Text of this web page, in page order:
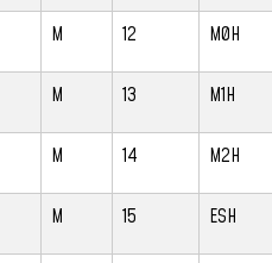
M 12 M0H
M 13 M1H
M 14 M2H
M 15 ESH